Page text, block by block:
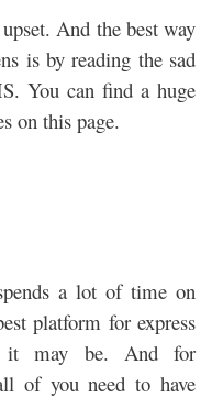
And the best way
is by reading the sad
You can find a huge
on this page.
a lot of time on
platform for express
it may be. And for
of you need to have